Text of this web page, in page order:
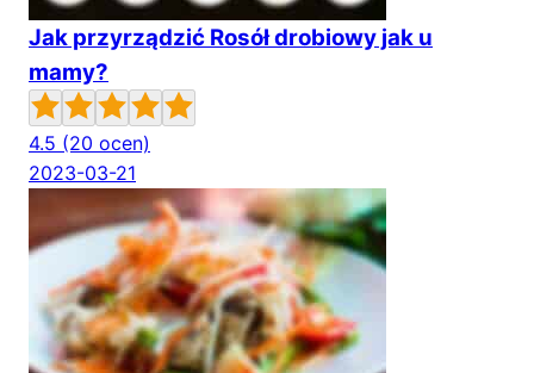
Jak przyrządzić Rosół drobiowy jak u
mamy?
4.5 (20 ocen)
2023-03-21